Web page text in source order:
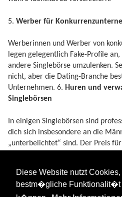
Diese Website nutzt Cookies,
bestm�gliche Funktionalit�t
5. Werber für
Werberinnen und Werber von
legen gelegentlich Fake-Profile
andere Singlebörse umzulenken.
nicht, aber die Dating-Branche
Unternehmen. 6. Huren und
Singlebörsen
In einigen Singlebörsen sind
dich sich insbesondere an die
„unterbelichtet“ sind. Der Preis
Synonyme,
Begriffe